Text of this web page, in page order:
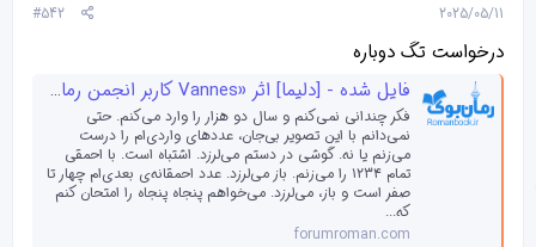
2025/05/11
#542
درخواست تگ دوباره
فایل شده - [دلیما] اثر «Vannes کاربر انجمن رمان بوک»
فکر چندانی نمی‌کنم و سال دو هزار را وارد می‌کنم. حتی
نمی‌دانم با این تصویر بی‌جان، عددهای واردی‌ام را درست
می‌زنم یا نه. گوشی در دستم می‌لرزد. اشتباه است. با احمقی
تمام ۱۲۳۴ را می‌زنم. باز می‌لرزد. عدد احمقانه‌ی بعدی‌ام چهار تا
صفر است و باز، می‌لرزد‌. می‌خواهم پنجاه پنجاه را امتحان کنم
که...
forumroman.com